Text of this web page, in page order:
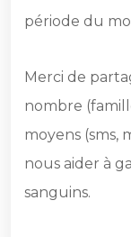
période du
Merci de
nombre
moyens (sms,
nous aider à
sanguins.